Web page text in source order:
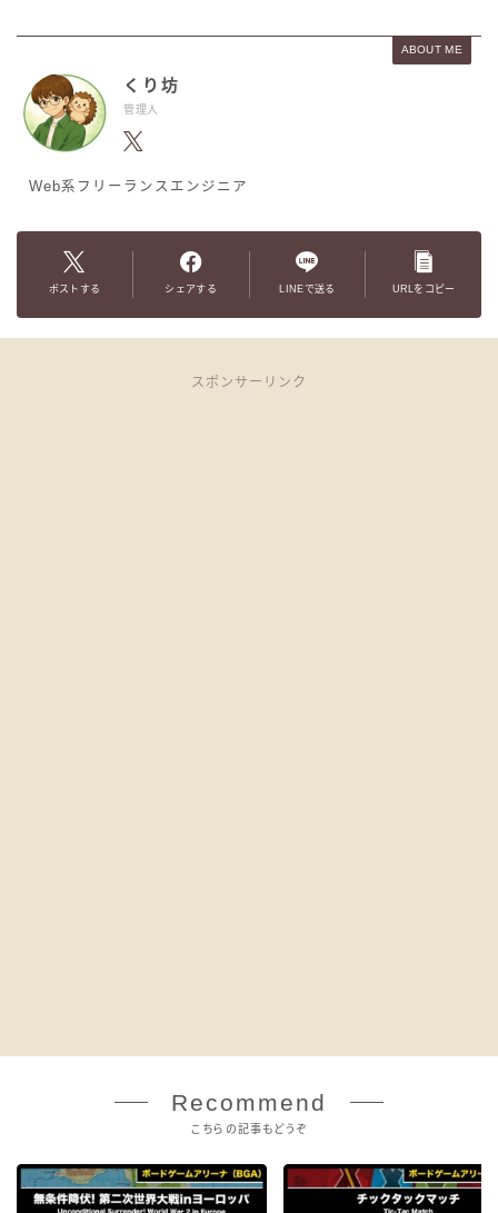
ABOUT ME
くり坊
管理人
Web系フリーランスエンジニア
ポストする シェアする LINEで送る URLをコピー
スポンサーリンク
Recommend
こちらの記事もどうぞ